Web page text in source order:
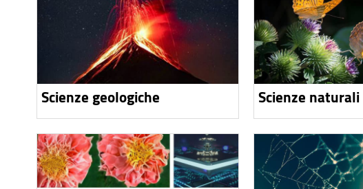
Scienze geologiche Scienze naturali